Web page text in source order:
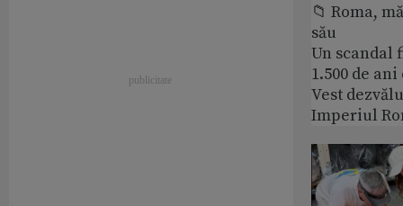
📁 Roma,
său
Un scandal
1.500 de
Vest
Imperiul